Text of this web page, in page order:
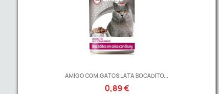
AMIGO COM.GATOS LATA BOCADITO...
0,89 €